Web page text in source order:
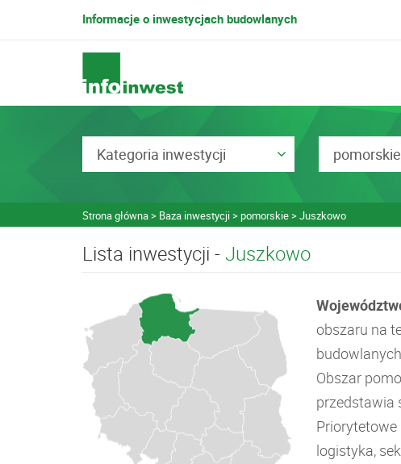
Informacje o inwestycjach budowlanych
Kategoria inwestycji pomorskie
Strona główna Baza inwestycji pomorskie Juszkowo
Lista inwestycji - Juszkowo
obszaru na
Obszar
przedstawia
Priorytetowe
logistyka,